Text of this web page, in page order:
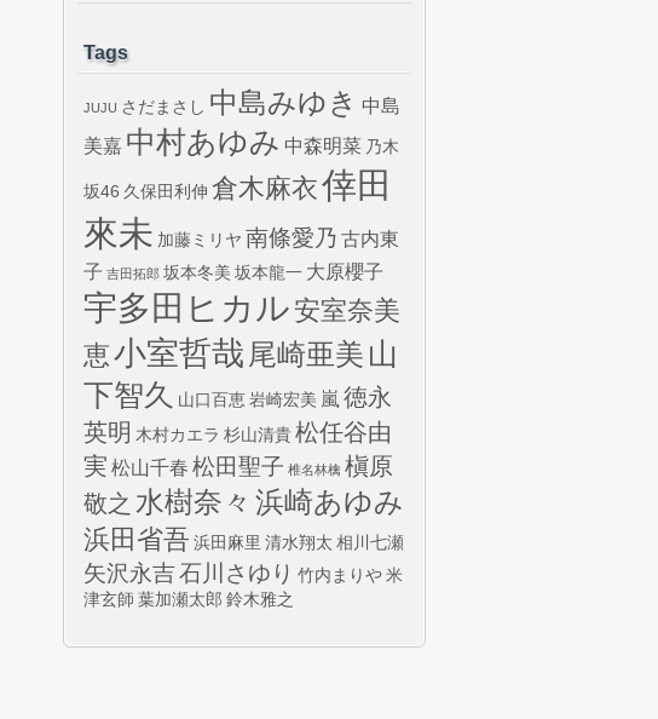
Tags
JUJU さだまさし 中島みゆき 中島
美嘉 中村あゆみ 中森明菜 乃木
坂46 久保田利伸 倉木麻衣倖田
來未 加藤ミリヤ 南條愛乃 古内東
子 吉田拓郎 坂本冬美 坂本龍一 大原櫻子
宇多田ヒカル安室奈美
恵小室哲哉 尾崎亜美 山
下智久 山口百恵岩崎宏美 嵐 徳永
英明 木村カエラ 杉山清貴松任谷由
実 松山千春 松田聖子 椎名林檎 槇原
敬之 水樹奈々 浜崎あゆみ
浜田省吾 浜田麻里 清水翔太 相川七瀬
矢沢永吉石川さゆり 竹内まりや米
津玄師 葉加瀬太郎 鈴木雅之